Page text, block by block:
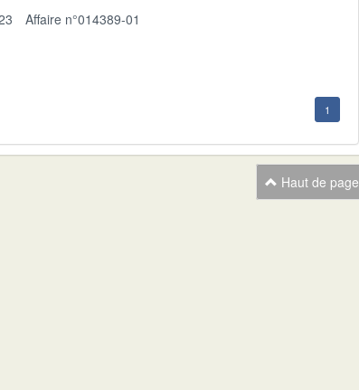
Affaire n°014389-01
1
Haut de page